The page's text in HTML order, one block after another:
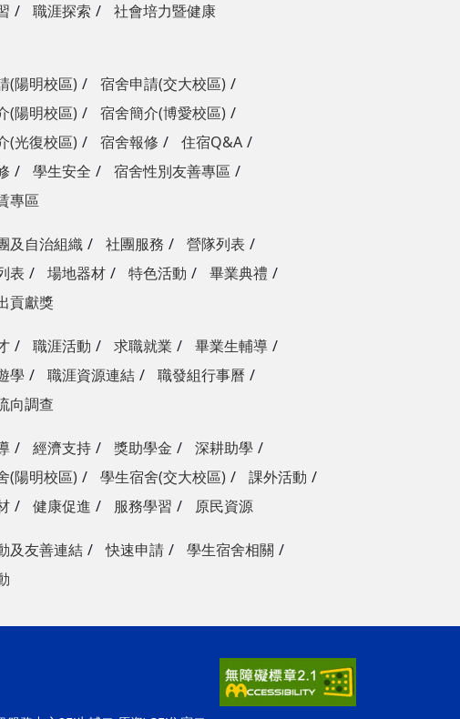
職涯探索 社會培力暨健康
(陽明校區)
宿舍申請(交大校區)
(陽明校區)
宿舍簡介(博愛校區)
(光復校區)
宿舍報修
住宿Q&A
學生安全
宿舍性別友善專區
專區
及自治組織 社團服務
營隊列表
表
場地器材 特色活動
畢業典禮
貢獻獎
職涯活動 求職就業
畢業生輔導
學
職涯資源連結
職發組行事曆
向調查
經濟支持 獎助學金
深耕助學
(陽明校區)
學生宿舍(交大校區)
課外活動
健康促進 服務學習 原民資源
及友善連結 快速申請
學生宿舍相關